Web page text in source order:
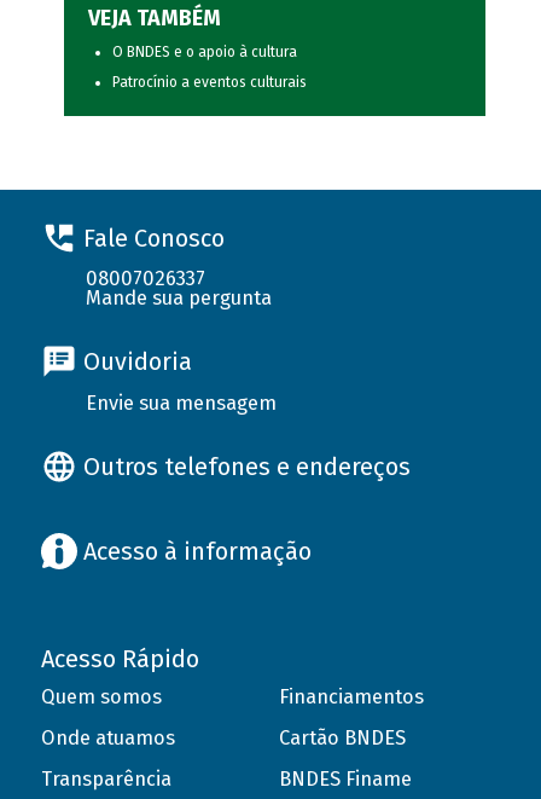
VEJA TAMBÉM
O BNDES e o apoio à cultura
Patrocínio a eventos culturais
Fale Conosco
08007026337
Mande sua pergunta
Ouvidoria
Envie sua mensagem
Outros telefones e endereços
Acesso à informação
Acesso Rápido
Quem somos
Onde atuamos
Transparência
Financiamentos
Cartão BNDES
BNDES Finame